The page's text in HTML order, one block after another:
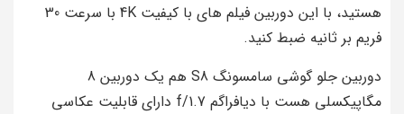
هستید، با این دوربین فیلم‌ های با کیفیت 4K با سرعت 30
فریم بر ثانیه ضبط کنید.
دوربین جلو گوشی سامسونگ S8 هم یک دوربین 8
مگاپیکسلی هست با دیافراگم f/1.7 دارای قابلیت عکاسی